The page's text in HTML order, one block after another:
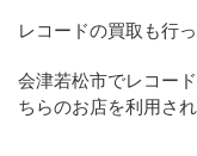
レコードの買取も行
会津若松市でレコー
ちらのお店を利用さ